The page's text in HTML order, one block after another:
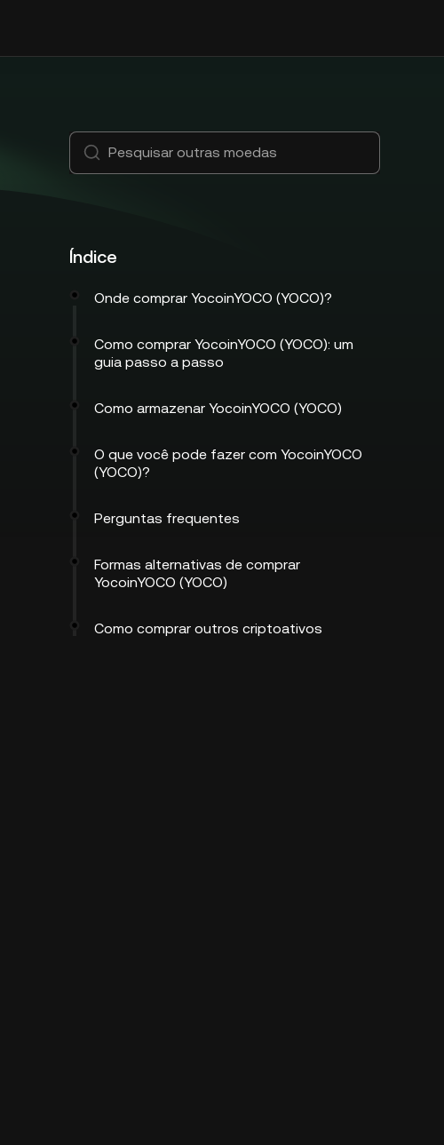
Índice
Onde comprar YocoinYOCO (YOCO)?
Como comprar YocoinYOCO (YOCO): um
guia passo a passo
Como armazenar YocoinYOCO (YOCO)
O que você pode fazer com YocoinYOCO
(YOCO)?
Perguntas frequentes
Formas alternativas de comprar
YocoinYOCO (YOCO)
Como comprar outros criptoativos